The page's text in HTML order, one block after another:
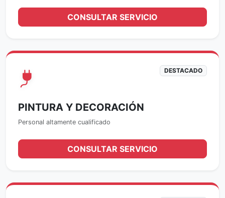
CONSULTAR SERVICIO
DESTACADO
PINTURA Y DECORACIÓN
Personal altamente cualificado
CONSULTAR SERVICIO